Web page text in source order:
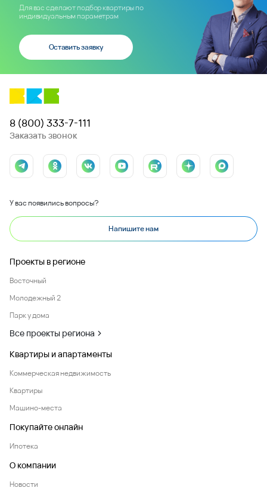
Для вас сделают подбор квартиры по
индивидуальным параметрам
Оставить заявку
8 (800) 333-7-111
Заказать звонок
У вас появились вопросы?
Напишите нам
Проекты в регионе
Восточный
Молодежный 2
Парк у дома
Все проекты региона
Квартиры и апартаменты
Коммерческая недвижимость
Квартиры
Машино-места
Покупайте онлайн
Ипотека
О компании
Новости